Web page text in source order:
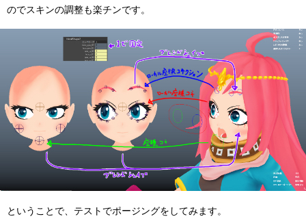
のでスキンの調整も楽チンです。
ということで、テストでポージングをしてみます。